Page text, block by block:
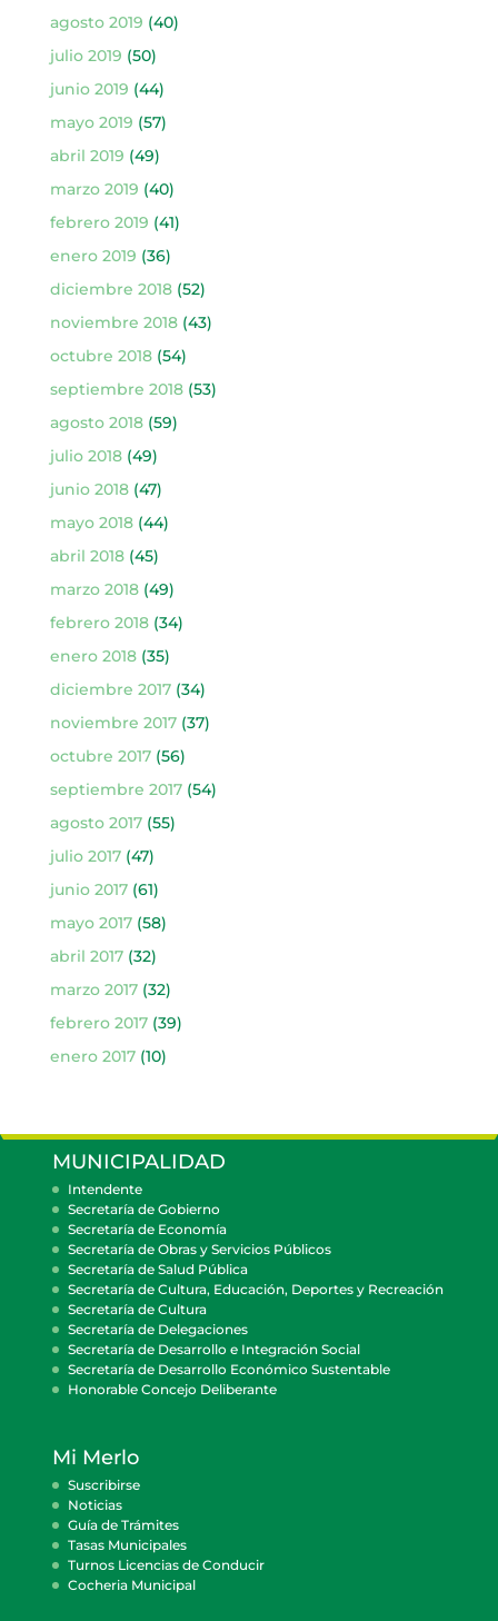
agosto 2019 (40)
julio 2019 (50)
junio 2019 (44)
mayo 2019 (57)
abril 2019 (49)
marzo 2019 (40)
febrero 2019 (41)
enero 2019 (36)
diciembre 2018(52)
noviembre 2018(43)
octubre 2018(54)
septiembre 2018(53)
agosto 2018(59)
julio 2018(49)
junio 2018(47)
mayo 2018(44)
abril 2018(45)
marzo 2018(49)
febrero 2018(34)
enero 2018(35)
diciembre 2017(34)
noviembre 2017(37)
octubre 2017(56)
septiembre 2017(54)
agosto 2017(55)
julio 2017(47)
junio 2017(61)
mayo 2017(58)
abril 2017(32)
marzo 2017(32)
febrero 2017(39)
enero 2017(10)
MUNICIPALIDAD
Intendente
Secretaría de Gobierno
Secretaría de Economía
Secretaría de Obras y Servicios Públicos
Secretaría de Salud Pública
Secretaría de Cultura, Educación, Deportes y Recreación
Secretaría de Cultura
Secretaría de Delegaciones
Secretaría de Desarrollo e Integración Social
Secretaría de Desarrollo Económico Sustentable
Honorable Concejo Deliberante
Mi Merlo
Suscribirse
Noticias
Guía de Trámites
Tasas Municipales
Turnos Licencias de Conducir
Cocheria Municipal